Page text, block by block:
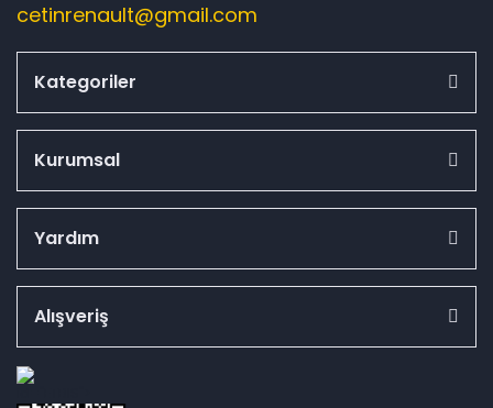
cetinrenault@gmail.com
Kategoriler
Kurumsal
Yardım
Alışveriş